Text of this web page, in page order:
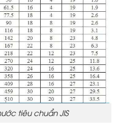
tiêu chuẩn JIS